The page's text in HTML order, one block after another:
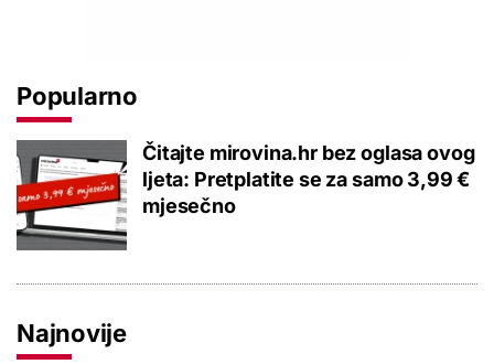
Popularno
Čitajte mirovina.hr bez oglasa ovog
ljeta: Pretplatite se za samo 3,99 €
mjesečno
Najnovije